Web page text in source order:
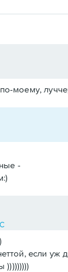
моему,
-
если уж
)))))))))